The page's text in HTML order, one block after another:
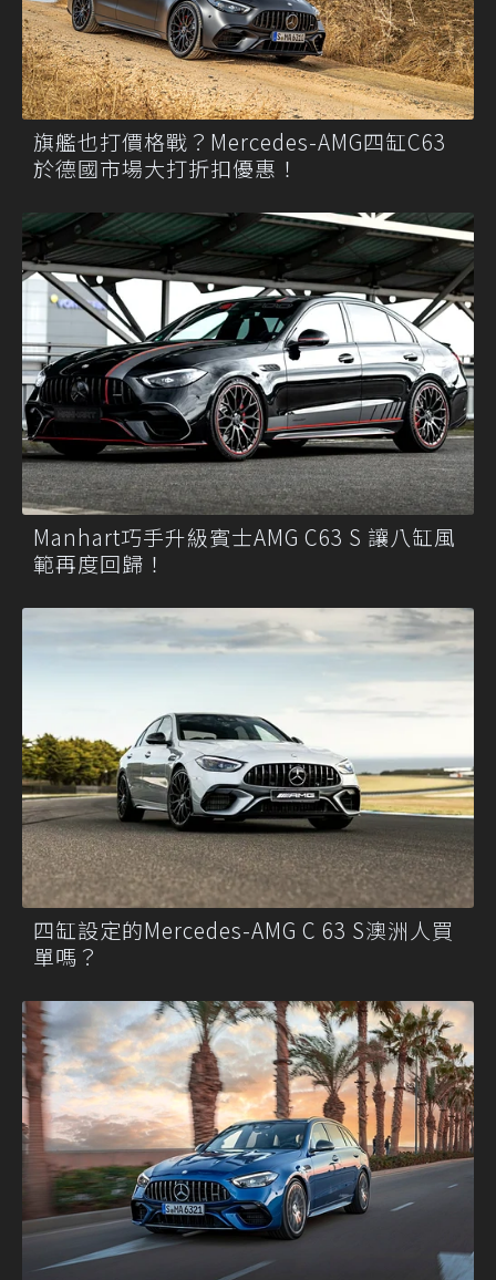
旗艦也打價格戰？Mercedes-AMG四缸C63
於德國市場大打折扣優惠！
Manhart巧手升級賓士AMG C63 S 讓八缸風
範再度回歸！
四缸設定的Mercedes-AMG C 63 S澳洲人買
單嗎？